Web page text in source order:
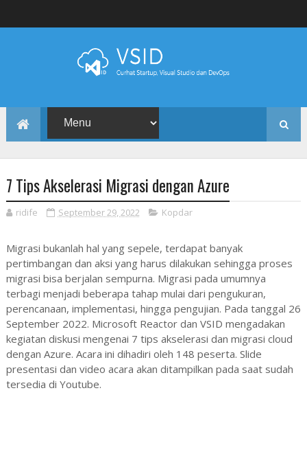
7 Tips Akselerasi Migrasi dengan Azure
ridife September 29, 2022 Kopdar
Migrasi bukanlah hal yang sepele, terdapat banyak
pertimbangan dan aksi yang harus dilakukan sehingga proses
migrasi bisa berjalan sempurna. Migrasi pada umumnya
terbagi menjadi beberapa tahap mulai dari pengukuran,
perencanaan, implementasi, hingga pengujian. Pada tanggal 26
September 2022. Microsoft Reactor dan VSID mengadakan
kegiatan diskusi mengenai 7 tips akselerasi dan migrasi cloud
dengan Azure. Acara ini dihadiri oleh 148 peserta. Slide
presentasi dan video acara akan ditampilkan pada saat sudah
tersedia di Youtube.